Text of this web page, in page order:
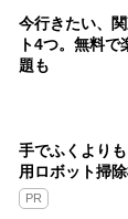
今行きたい、
ト4つ。無料
題も
手でふくより
用ロボット掃
PR